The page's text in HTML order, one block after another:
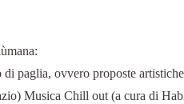
paglia, ovvero proposte
Musica Chill out (a cura di